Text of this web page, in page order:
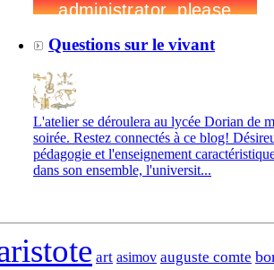
Questions sur le vivant
L'atelier se déroulera au lycée Dorian de
soirée. Restez connectés à ce blog!
pédagogie et l'enseignement
dans son ensemble, l'universit...
art asimov auguste comte